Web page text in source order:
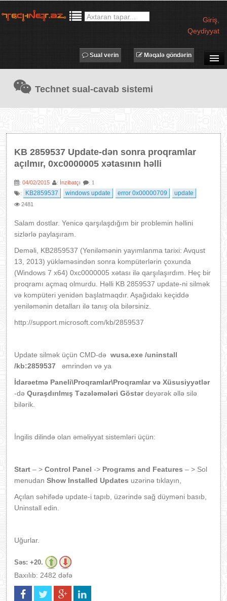
Giriş
Qeydiyyat
TECHNET TV
MƏQALƏLƏR
PROQRAMLAR
IT LÜĞƏT
Məqalə göndərin
Sual verin
Technet sual-cavab sistemi
KB 2859537 Update-dən sonra proqramlar
açılmır, 0xc0000005 xətasının həlli
: 04/02/2015 : İnzibatçı
: 1
:
KB2859537 windows update error 0x00000709 update
2481
Salam dostlar. Yenicə qarşılaşdığım bir problemin həllini
sizlərlə paylaşıram.
Deməli, KB2859537 (Yeniləmənin yayımlanma tarixi: Avqust
13, 2013) yükləməsindən sonra kompüterlərin çoxunda
(Windows 7 x64) 0xc0000005 xətası ilə qarşılaşırdım. Heç bir
proqramı açmaq olmurdu. Həlli KB 2859537 update-ni silmək
və kompüteri yenidən başlatmaqdır. Aşağıdakı keçiddə
yeniləmənin detalları ilə tanış ola bilərsiniz.
http://support.microsoft.com/kb/2859537
Update silmək üçün CMD-də wusa.exe /uninstall
/kb:2859537 əmrindən və ya
İdarəetmə Paneli\Proqramlar\Proqramlar və Xüsusiyyətlər
-də Quraşdırılmış Təzələmələri Göstərdeyərək əllə silə
bilərik.
İngilis dilində olan əməliyyat sistemləri üçün:
Start – > Control Panel -> Programs and Features – > Sol
menudan Show Installed Updates uzərinə tıklayın,
Açılan səhifədə update-i tapıb, üzərində sağ düyməni basıb,
Uninstall edin.
Uğurlar.
Səs: +20.
Baxılıb: 2482 dəfə